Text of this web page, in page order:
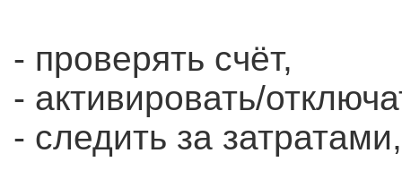
- проверять счёт,
- активировать/
- следить за затратами,